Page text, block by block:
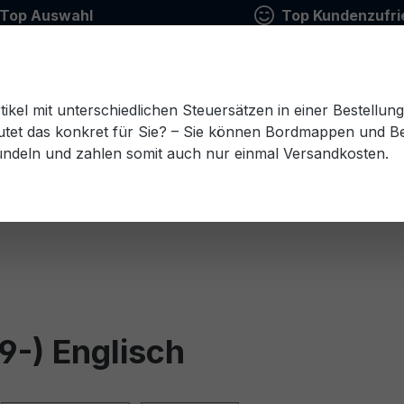
Top Auswahl Top
Estnisch Finnisch Französisch Griechisch
) Englisch
mit unterschiedlichen Steuersätzen in einer
das konkret für Sie? – Sie können Bordmappen und
und zahlen somit auch nur einmal Versandkosten.